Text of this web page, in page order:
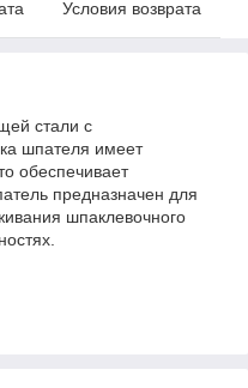
Условия возврата
стали с
шпателя имеет
обеспечивает
предназначен для
шпаклевочного